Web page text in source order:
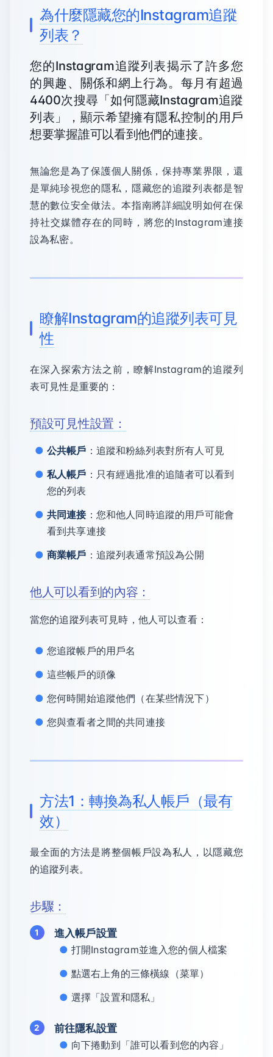
為什麼隱藏您的Instagram追蹤
列表？
您的Instagram追蹤列表揭示了許多您
的興趣、關係和網上行為。每月有超過
4400次搜尋「如何隱藏Instagram追蹤
列表」，顯示希望擁有隱私控制的用戶
想要掌握誰可以看到他們的連接。
無論您是為了保護個人關係，保持專業界限，還
是單純珍視您的隱私，隱藏您的追蹤列表都是智
慧的數位安全做法。本指南將詳細說明如何在保
持社交媒體存在的同時，將您的Instagram連接
設為私密。
瞭解Instagram的追蹤列表可見
性
在深入探索方法之前，瞭解Instagram的追蹤列
表可見性是重要的：
預設可見性設置：
公共帳戶 ：追蹤和粉絲列表對所有人可見
私人帳戶 ：只有經過批准的追隨者可以看到
您的列表
共同連接：您和他人同時追蹤的用戶可能會
看到共享連接
商業帳戶 ：追蹤列表通常預設為公開
他人可以看到的內容：
當您的追蹤列表可見時，他人可以查看：
您追蹤帳戶的用戶名
這些帳戶的頭像
您何時開始追蹤他們（在某些情況下）
您與查看者之間的共同連接
方法1：轉換為私人帳戶（最有
效）
最全面的方法是將整個帳戶設為私人，以隱藏您
的追蹤列表。
步驟：
進入帳戶設置
打開Instagram並進入您的個人檔案
點選右上角的三條橫線（菜單）
選擇「設置和隱私」
前往隱私設置
向下捲動到「誰可以看到您的內容」